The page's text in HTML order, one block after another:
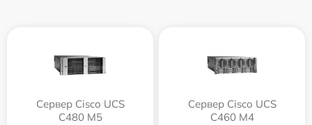
Сервер Cisco UCS
C480 M5
Сервер Cisco UCS
C460 M4